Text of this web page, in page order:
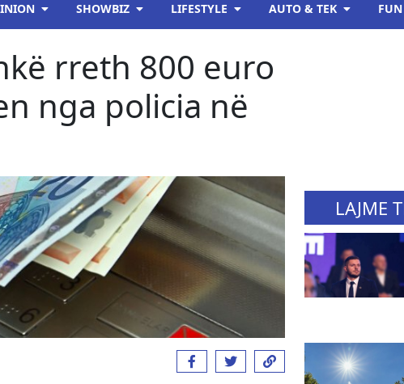
SHOWBIZ LIFESTYLE AUTO & TEK FUN
rreth 800 euro
nga policia në
LAJME